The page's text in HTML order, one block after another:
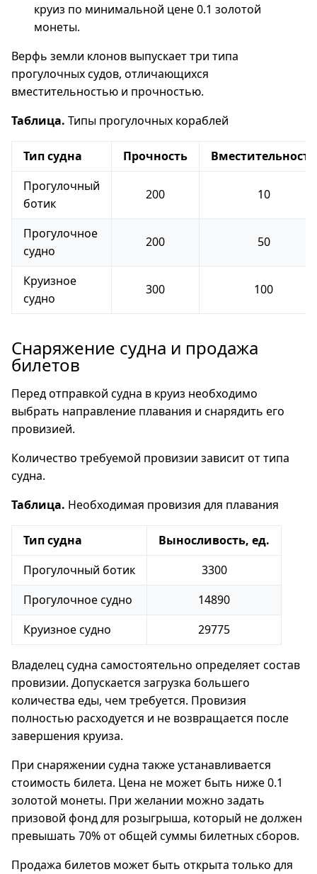
круиз по минимальной цене 0.1 золотой
монеты.
Верфь земли клонов выпускает три типа
прогулочных судов, отличающихся
вместительностью и прочностью.
Таблица. Типы прогулочных кораблей
Тип судна Прочность
Вместительность
Прогулочный
ботик
200 10
Прогулочное
судно
200 50
Круизное
судно
300 100
Снаряжение судна и продажа
билетов
Перед отправкой судна в круиз необходимо
выбрать направление плавания и снарядить его
провизией.
Количество требуемой провизии зависит от типа
судна.
Таблица. Необходимая провизия для плавания
Тип судна
Выносливость, ед.
Прогулочный ботик
3300
Прогулочное судно
14890
Круизное судно
29775
Владелец судна самостоятельно определяет состав
провизии. Допускается загрузка большего
количества еды, чем требуется. Провизия
полностью расходуется и не возвращается после
завершения круиза.
При снаряжении судна также устанавливается
стоимость билета. Цена не может быть ниже 0.1
золотой монеты. При желании можно задать
призовой фонд для розыгрыша, который не должен
превышать 70% от общей суммы билетных сборов.
Продажа билетов может быть открыта только для